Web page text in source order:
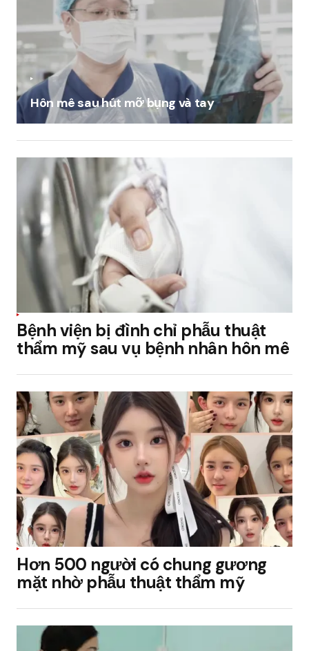
Hôn mê sau hút mỡ bụng và tay
Bệnh viện bị đình chỉ phẫu thuật
thẩm mỹ sau vụ bệnh nhân hôn mê
Hơn 500 người có chung gương
mặt nhờ phẫu thuật thẩm mỹ